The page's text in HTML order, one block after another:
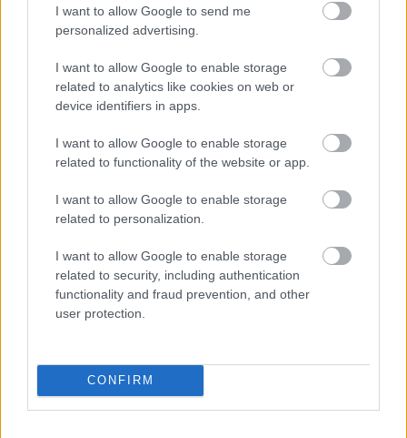
I want to allow Google to send me
personalized advertising.
I want to allow Google to enable storage
related to analytics like cookies on web or
device identifiers in apps.
I want to allow Google to enable storage
related to functionality of the website or app.
I want to allow Google to enable storage
related to personalization.
I want to allow Google to enable storage
related to security, including authentication
functionality and fraud prevention, and other
user protection.
CONFIRM
4 napja
Lewis Hamilton régi szenvedélye nyomán új bizniszbe